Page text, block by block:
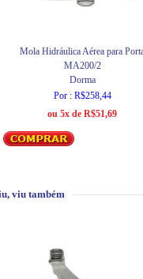
Mola Hidráulica Aérea para
MA200/2
Dorma
Por : R$258,44
ou 5x de R$51,69
viu também